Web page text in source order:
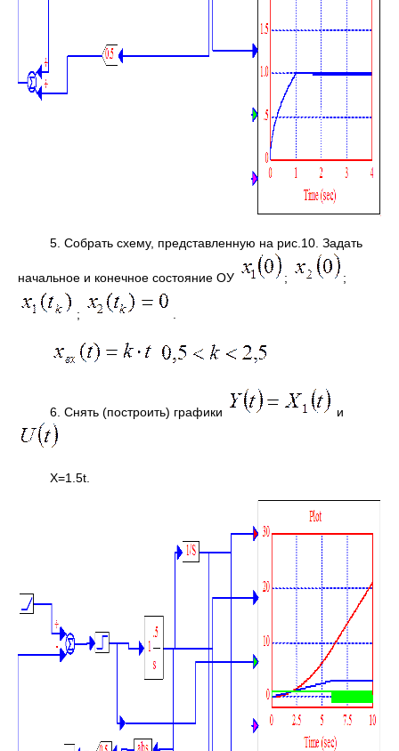
5. Собрать схему, представленную на рис.10. Задать
начальное и конечное состояние OУ ; ;
;
6. Снять (построить) графики и
X=1.5t.